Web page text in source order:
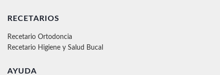
RECETARIOS
Recetario Ortodoncia
Recetario Higiene y Salud Bucal
AYUDA